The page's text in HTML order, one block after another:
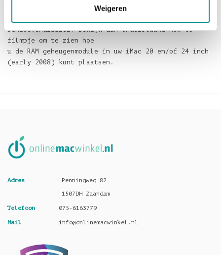
Weigeren
schroevendraaier? Bekijk dan onderstaand how-to
filmpje om te zien hoe
u de RAM geheugenmodule in uw iMac 20 en/of 24 inch
(early 2008) kunt plaatsen.
Adres
Penningweg 82
1507DH Zaandam
Telefoon 075-6163779
Mail info@onlinemacwinkel.nl